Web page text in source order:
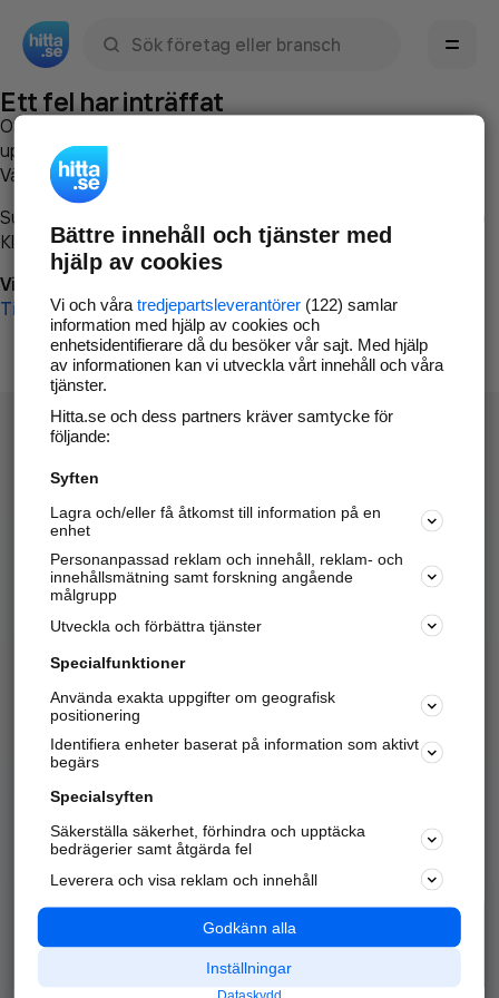
Ett fel har inträffat
Om du vill kan du
uppstod så att vi lättare och snabbare kan avhjälpa det.
Vänligen försök med följande:
Surfa till
Klicka påTillbaka-knappen i webbläsaren och försök igen
Vi beklagar besväret!
Till startsidan
Hitta.se - Gratis nummerupplysning.
Sök företag, personer och platser.
Hitta telefonnummer, adresser, företagsinfo mm.
Marknadsför företaget
Kom igång och annonsera mot
samarbetspartners nära dig.
Alla kategorier
Populära sökningar
API & Kartor
Annonsera
Integritet
Nödnummer
Bättre innehåll och tjänster med
hjälp av cookies
Vi och våra tredjepartsleverantörer(122) samlar
information med hjälp av cookies och
enhetsidentifierare då du besöker vår sajt. Med hjälp
av informationen kan vi utveckla vårt innehåll och våra
tjänster.
Hitta.se och dess partners kräver samtycke för
följande:
Syften
Lagra och/eller få åtkomst till information på en
enhet
Personanpassad reklam och innehåll, reklam- och
innehållsmätning samt forskning angående
målgrupp
Utveckla och förbättra tjänster
Specialfunktioner
Använda exakta uppgifter om geografisk
positionering
Identifiera enheter baserat på information som aktivt
begärs
Specialsyften
Säkerställa säkerhet, förhindra och upptäcka
bedrägerier samt åtgärda fel
Leverera och visa reklam och innehåll
Godkänn alla
Inställningar
Dataskydd